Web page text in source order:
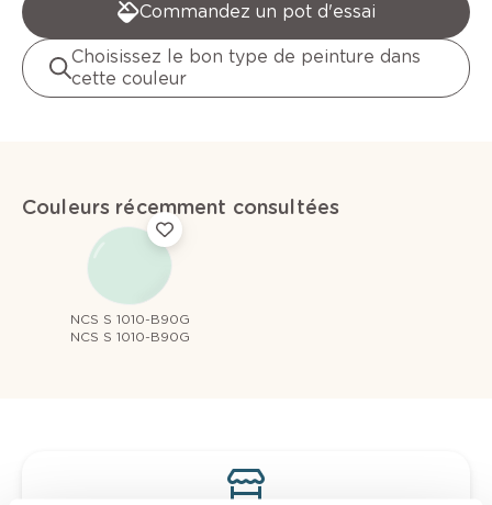
Commandez un pot d'essai
Choisissez le bon type de peinture dans
cette couleur
Couleurs récemment consultées
NCS S 1010-B90G
NCS S 1010-B90G